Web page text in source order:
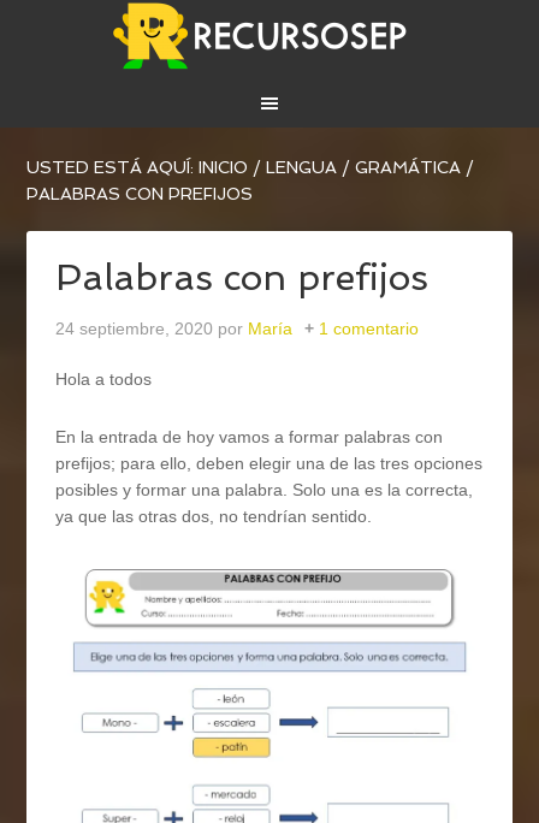
USTED ESTÁ AQUÍ:INICIO / LENGUA / GRAMÁTICA /
PALABRAS CON PREFIJOS
Palabras con prefijos
24 septiembre, 2020 por María 1 comentario
Hola a todos
En la entrada de hoy vamos a formar palabras con
prefijos; para ello, deben elegir una de las tres opciones
posibles y formar una palabra. Solo una es la correcta,
ya que las otras dos, no tendrían sentido.